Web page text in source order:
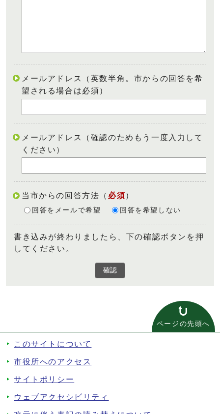
メールアドレス（英数半角。市からの回答を希
望される場合は必須）
メールアドレス（確認のためもう一度入力して
ください）
当市からの回答方法 （ 必須）
回答をメールで希望 回答を希望しない
書き込みが終わりましたら、下の確認ボタンを押
してください。
確認
ページの先頭へ
このサイトについて
市役所へのアクセス
サイトポリシー
ウェブアクセシビリティ